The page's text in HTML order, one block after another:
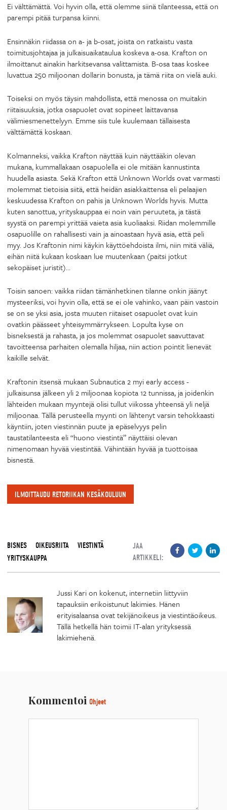
Ei välttämättä. Voi hyvin olla, että olemme siinä tilanteessa, että on
parempi pitää turpansa kiinni.
Ensinnäkin riidassa on a- ja b-osat, joista on ratkaistu vasta
toimitusjohtajaa ja julkaisuaikataulua koskeva a-osa. Krafton on
ilmoittanut ainakin harkitsevansa valittamista. B-osa taas koskee
luvattua 250 miljoonan dollarin bonusta, ja tämä riita on vielä auki.
Toiseksi on myös täysin mahdollista, että menossa on muitakin
riitaisuuksia, jotka osapuolet ovat sopineet laittavansa
välimiesmenettelyyn. Emme siis tule kuulemaan tällaisesta
välttämättä koskaan.
Kolmanneksi, vaikka Krafton näyttää kuin näyttääkin olevan
mukana, kummallakaan osapuolella ei ole mitään kannustinta
huudella asiasta. Sekä Krafton että Unknown Worlds ovat varmasti
molemmat tietoisia siitä, että heidän asiakkaittensa eli pelaajien
keskuudessa Krafton on pahis ja Unknown Worlds hyvis. Mutta
kuten sanottua, yrityskauppaa ei noin vain peruuteta, ja tästä
syystä on parempi yrittää vaieta asia kuoliaaksi. Riidan molemmille
osapuolille on rahallisesti vain ja ainoastaan hyvä asia, että peli
myy. Jos Kraftonin nimi käykin käyttöehdoista ilmi, niin mitä väliä,
eihän niitä kukaan koskaan lue muutenkaan (paitsi jotkut
sekopäiset juristit)…
Toisin sanoen: vaikka riidan tämänhetkinen tilanne onkin jäänyt
mysteeriksi, voi hyvin olla, että se ei ole vahinko, vaan päin vastoin
se on se yksi asia, josta muuten riitaiset osapuolet ovat kuin
ovatkin päässeet yhteisymmärrykseen. Lopulta kyse on
bisneksestä ja rahasta, ja jos molemmat osapuolet saavuttavat
tavoitteensa parhaiten olemalla hiljaa, niin action pointit lienevät
kaikille selvät.
Kraftonin itsensä mukaan Subnautica 2 myi early access -
julkaisunsa jälkeen yli 2 miljoonaa kopiota 12 tunnissa, ja joidenkin
lähteiden mukaan myyntejä olisi tullut viikossa yhteensä yli neljä
miljoonaa. Tällä perusteella myynti on lähtenyt varsin tehokkaasti
käyntiin, joten viestinnän puute ja epäselvyys pelin
taustatilanteesta eli “huono viestintä” näyttäisi olevan
nimenomaan hyvää viestintää. Vähintään hyvää ja tuottoisaa
bisnestä.
ILMOITTAUDU RETORIIKAN KESÄKOULUUN
BISNES OIKEUSRIITA
VIESTINTÄ
YRITYSKAUPPA
JAA
ARTIKKELI:
Jussi Kari on kokenut, internetiin liittyviin
tapauksiin erikoistunut lakimies. Hänen
erityisalaansa ovat tekijänoikeus ja viestintäoikeus.
Tällä hetkellä hän toimii IT-alan yrityksessä
lakimiehenä.
Kommentoi Ohjeet